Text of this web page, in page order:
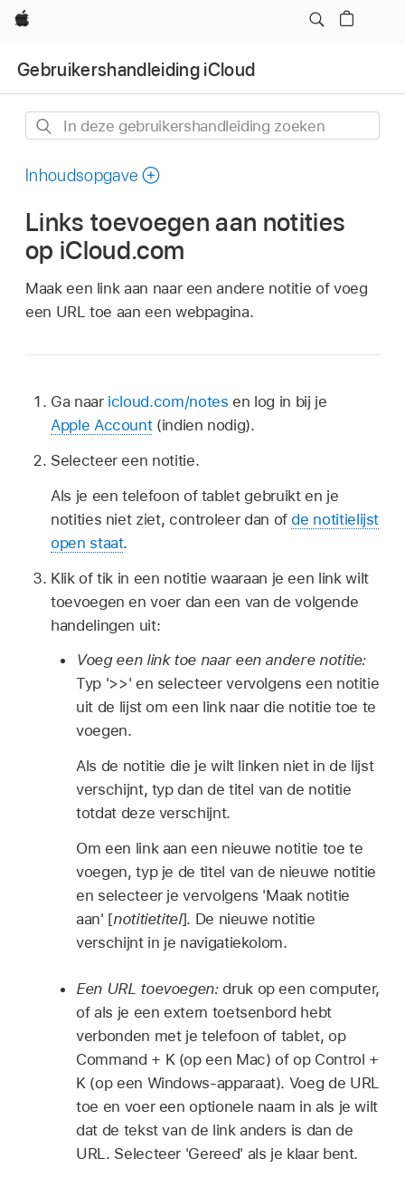
Apple
Gebruikershandleiding iCloud
In
gebruikershandleiding
Inhoudsopgave
Links toevoegen aan notities
op iCloud.com
Maak een link aan naar een andere notitie of voeg
een URL toe aan een webpagina.
Ga naar icloud.com/notes en log in bij je
Apple Account(indien nodig).
Selecteer een notitie.
Als je een telefoon of tablet gebruikt en je
notities niet ziet, controleer dan ofde notitielijst
open staat.
Klik of tik in een notitie waaraan je een link wilt
toevoegen en voer dan een van de volgende
handelingen uit:
Voeg een link toe naar een andere notitie:
Typ '>>' en selecteer vervolgens een notitie
uit de lijst om een link naar die notitie toe te
voegen.
Als de notitie die je wilt linken niet in de lijst
verschijnt, typ dan de titel van de notitie
totdat deze verschijnt.
Om een link aan een nieuwe notitie toe te
voegen, typ je de titel van de nieuwe notitie
en selecteer je vervolgens 'Maak notitie
aan' [notitietitel]. De nieuwe notitie
verschijnt in je navigatiekolom.
Een URL toevoegen: druk op een computer,
of als je een extern toetsenbord hebt
verbonden met je telefoon of tablet, op
Command + K (op een Mac) of op Control +
K (op een Windows-apparaat). Voeg de URL
toe en voer een optionele naam in als je wilt
dat de tekst van de link anders is dan de
URL. Selecteer 'Gereed' als je klaar bent.